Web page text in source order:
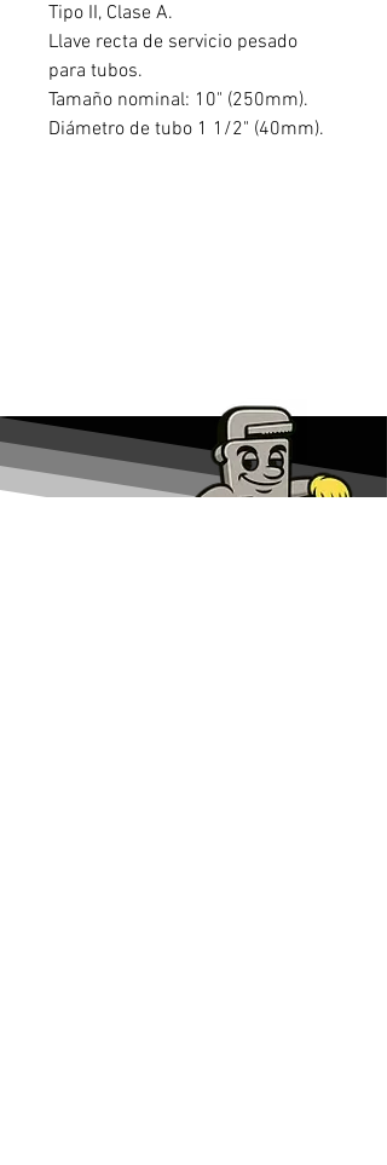
Tipo II, Clase A.
Llave recta de servicio pesado
para tubos.
Tamaño nominal: 10" (250mm).
Diámetro de tubo 1 1/2" (40mm).